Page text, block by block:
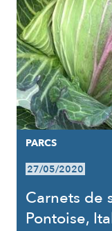
PARCS
27/05/2020
Carnets de
Pontoise,